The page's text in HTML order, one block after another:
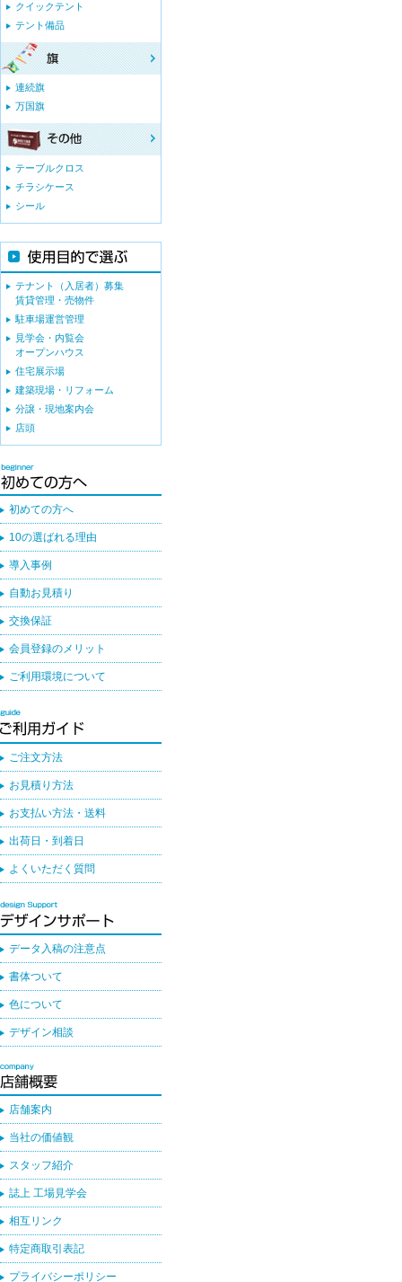
クイックテント
テント備品
連続旗
万国旗
テーブルクロス
チラシケース
シール
テナント（入居者）募集
賃貸管理・売物件
駐車場運営管理
見学会・内覧会
オープンハウス
住宅展示場
建築現場・リフォーム
分譲・現地案内会
店頭
初めての方へ
10の選ばれる理由
導入事例
自動お見積り
交換保証
会員登録のメリット
ご利用環境について
ご注文方法
お見積り方法
お支払い方法・送料
出荷日・到着日
よくいただく質問
データ入稿の注意点
書体ついて
色について
デザイン相談
店舗案内
当社の価値観
スタッフ紹介
誌上 工場見学会
相互リンク
特定商取引表記
プライバシーポリシー